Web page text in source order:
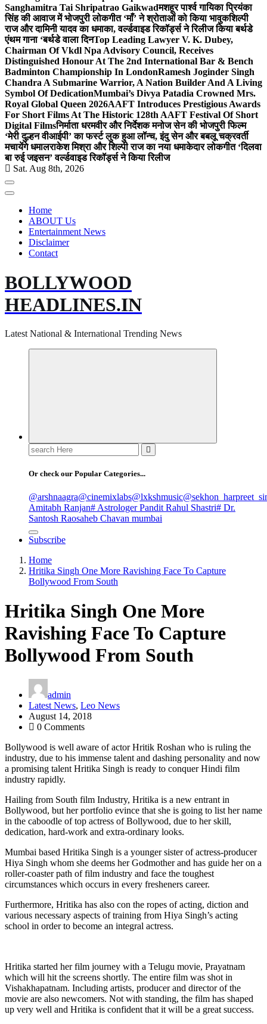
Sanghamitra Tai Shripatrao Gaikwadमशहूर पार्श्व गायिका प्रियंका
सिंह की आवाज में भोजपुरी लोकगीत ‘माँ’ ने श्रोताओं को किया भावुकशिल्पी
राज और दामिनी यादव का धमाका, वर्ल्डवाइड रिकॉर्ड्स ने रिलीज किया बर्थडे
एंथम गाना ‘बर्थडे वाला दिनTop Leading Lawyer V. K. Dubey,
Chairman Of Vkdl Npa Advisory Council, Receives
Distinguished Honour At The 2nd International Bar & Bench
Badminton Championship In LondonRamesh Joginder Singh
Chandra A Submarine Warrior, A Nation Builder And A Living
Symbol Of DedicationMumbai’s Divya Patadia Crowned Mrs.
Royal Global Queen 2026AAFT Introduces Prestigious Awards
For Short Films At The Historic 128th AAFT Festival Of Short
Digital Filmsनिर्माता धरमवीर और निर्देशक मनोज सेन की भोजपुरी फिल्म
‘मेरी दुल्हन वीआईपी’ का फर्स्ट लुक हुआ लॉन्च, इंदु सेन और बबलू चक्रवर्ती
मचायेंगे धमालराकेश मिश्रा और शिल्पी राज का नया धमाकेदार लोकगीत ‘दिलवा
बा रुई जइसन’ वर्ल्डवाइड रिकॉर्ड्स ने किया रिलीज
Sat. Aug 8th, 2026
Home
ABOUT Us
Entertainment News
Disclaimer
Contact
BOLLYWOOD
HEADLINES.IN
Latest National & International Trending News
Search
for:
Or check our Popular Categories...
@arshnaagra@cinemixlabs@lxkshmusic
Amitabh Ranjan# Astrologer Pandit Rahul Shastri# Dr.
Santosh Raosaheb Chavan mumbai
Subscribe
Home
Hritika Singh One More Ravishing Face To Capture
Bollywood From South
Hritika Singh One More
Ravishing Face To Capture
Bollywood From South
admin
Latest News, Leo News
August 14, 2018
0 Comments
Bollywood is well aware of actor Hritik Roshan who is ruling the
industry, due to his immense talent and dashing personality and now
a promising talent Hritika Singh is ready to conquer Hindi film
industry rapidly.
Hailing from South film Industry, Hritika is a new entrant in
Bollywood, but her portfolio evince that she is going to list her name
in the caboodle of top actress of Bollywood, due to her skill,
dedication, hard-work and extra-ordinary looks.
Mumbai based Hritika Singh is a younger sister of actress-producer
Hiya Singh whom she deems her Godmother and has guide her on a
roller-coaster path of film industry and face the toughest
circumstances which occurs in every fresheners career.
Furthermore, Hritika has also con the ropes of acting, diction and
various necessary aspects of training from Hiya Singh’s acting
school in order to become an integral actress.
Hritika started her film journey with a Telugu movie, Prayatnam
which will hit the screens shortly. The entire film was shot in
Vishakhapatnam. Including artists, producer and director of the
movie are also newcomers. Not with standing, the film has shaped
up very well and Hritika is confident that it will be a great success.